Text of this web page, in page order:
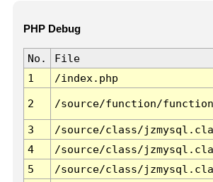
PHP Debug
No. File
1
/index.php
2 /source/function/
3 /source/class/
4
/source/class/
5
/source/class/